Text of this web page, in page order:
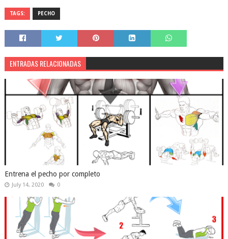
TAGS: PECHO
ENTRADAS RELACIONADAS
Entrena el pecho por completo
July 14, 2020 0